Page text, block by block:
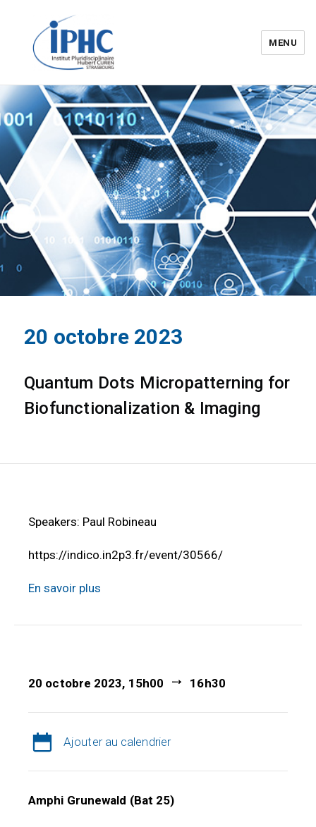
Institut pluridisciplinaire Hubert
Curien – IPHC
MENU
20 octobre 2023
Quantum Dots Micropatterning for
Biofunctionalization & Imaging
Speakers: Paul Robineau
https://indico.in2p3.fr/event/30566/
En savoir plus
20 octobre 2023, 15h00 16h30
Ajouter au calendrier
Amphi Grunewald (Bat 25)